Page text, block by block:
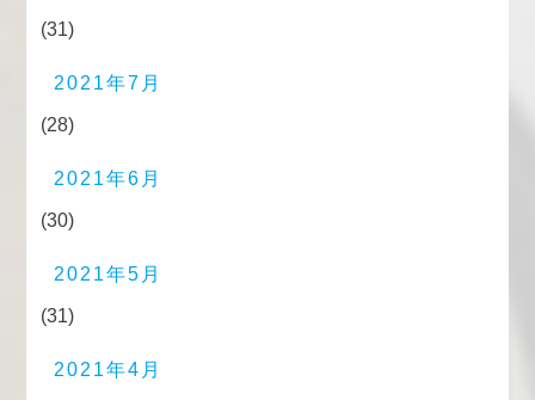
(31)
2021年7月
(28)
2021年6月
(30)
2021年5月
(31)
2021年4月